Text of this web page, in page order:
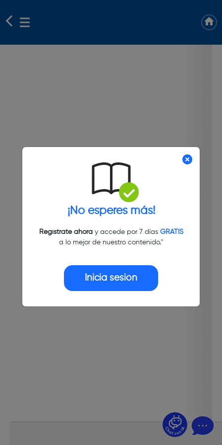
¡No esperes más!
Regístrate ahoray accede por 7 días GRATIS
a lo mejor de nuestro contenido."
Inicia sesión